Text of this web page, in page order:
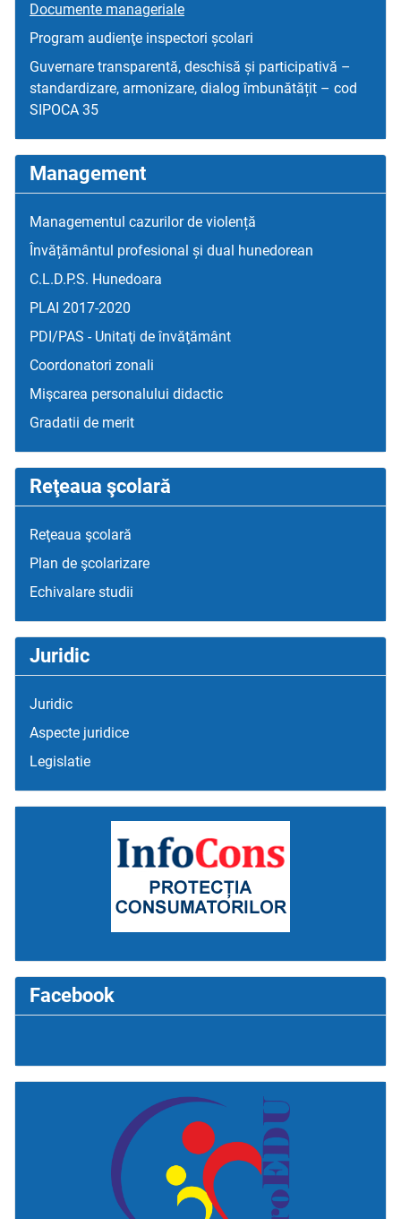
Documente manageriale
Program audienţe inspectori școlari
Guvernare transparentă, deschisă și participativă –
standardizare, armonizare, dialog îmbunătățit – cod
SIPOCA 35
Management
Managementul cazurilor de violență
Învățământul profesional și dual hunedorean
C.L.D.P.S. Hunedoara
PLAI 2017-2020
PDI/PAS - Unitaţi de învăţământ
Coordonatori zonali
Mişcarea personalului didactic
Gradatii de merit
Reţeaua şcolară
Reţeaua şcolară
Plan de şcolarizare
Echivalare studii
Juridic
Juridic
Aspecte juridice
Legislatie
Facebook